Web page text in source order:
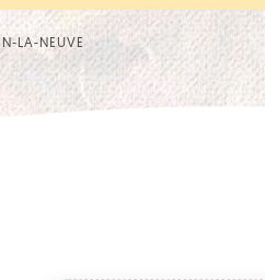
LA-NEUVE